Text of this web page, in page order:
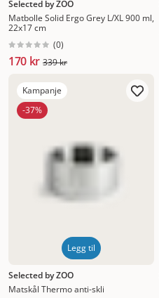
Selected by ZOO
Matbolle Solid Ergo Grey L/XL 900 ml,
22x17 cm
(0)
170 kr 339 kr
Kampanje
-37%
Legg til
Selected by ZOO
Matskål Thermo anti-skli